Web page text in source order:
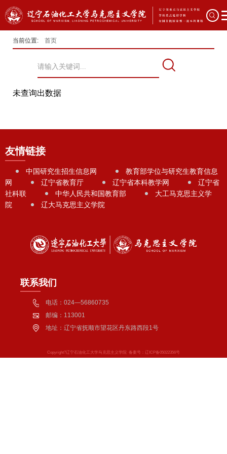
当前位置: 首页
未查询出数据
友情链接
中国研究生招生信息网
教育部学位与研究生教育信息
网
辽宁省教育厅 辽宁省本科教学网
辽宁省
社科联
中华人民共和国教育部
大工马克思主义学
院
辽大马克思主义学院
联系我们
电话：024—56860735
邮编：113001
地址：辽宁省抚顺市望花区丹东路西段1号
Copyright?辽宁石油化工大学马克思主义学院 备案号：辽ICP备05022356号